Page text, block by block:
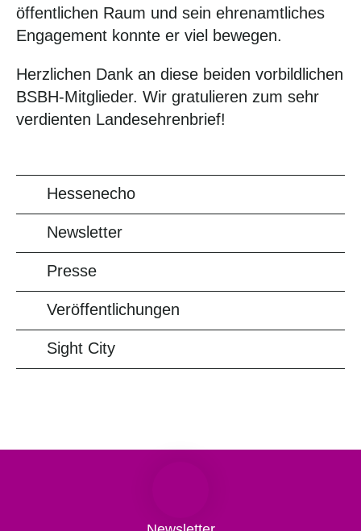
öffentlichen Raum und sein ehrenamtliches
Engagement konnte er viel bewegen.
Herzlichen Dank an diese beiden vorbildlichen
BSBH-Mitglieder. Wir gratulieren zum sehr
verdienten Landesehrenbrief!
Hessenecho
Newsletter
Presse
Veröffentlichungen
Sight City